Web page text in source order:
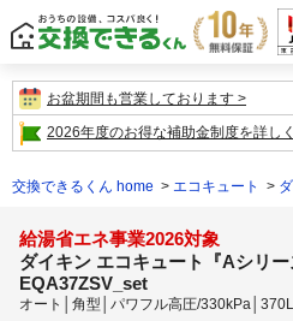
お盆期間も営業しております
2026年度のお得な補助金制度を詳し
交換できるくん home エコキュート
給湯省エネ事業2026対象
ダイキン エコキュート『Aシリー
EQA37ZSV_set
オート│角型│パワフル高圧/